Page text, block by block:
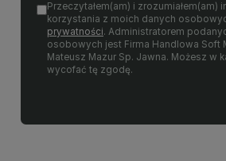
Przeczytałem(am) i
korzystania z moich danych
prywatności. Administratorem
osobowych jest Firma Handlowa Soft
Mateusz Mazur Sp. Jawna. Możesz w
wycofać tę zgodę.